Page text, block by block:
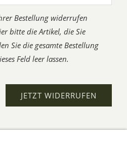
Bestellung widerrufen
bitte die Artikel, die Sie
Sie die gesamte Bestellung
Feld leer lassen.